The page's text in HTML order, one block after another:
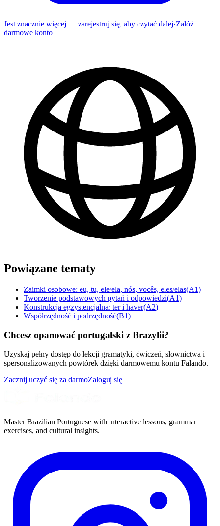
Jest znacznie więcej — zarejestruj się, aby czytać dalej·Załóż
darmowe konto
Powiązane tematy
Zaimki osobowe: eu, tu, ele/ela, nós, vocês, eles/elas(A1)
Tworzenie podstawowych pytań i odpowiedzi(A1)
Konstrukcja egzystencjalna: ter i haver(A2)
Współrzędność i podrzędność(B1)
Chcesz opanować portugalski z Brazylii?
Uzyskaj pełny dostęp do lekcji gramatyki, ćwiczeń, słownictwa i
spersonalizowanych powtórek dzięki darmowemu kontu Falando.
Zacznij uczyć się za darmoZaloguj się
Master Brazilian Portuguese with interactive lessons, grammar
exercises, and cultural insights.